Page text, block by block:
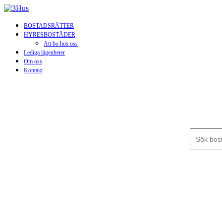
BOSTADSRÄTTER
HYRESBOSTÄDER
Att bo hos oss
Lediga lägenheter
Om oss
Kontakt